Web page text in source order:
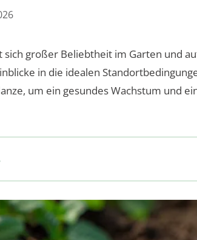
sich großer Beliebtheit im Garten und
in die idealen
um ein gesundes Wachstum und